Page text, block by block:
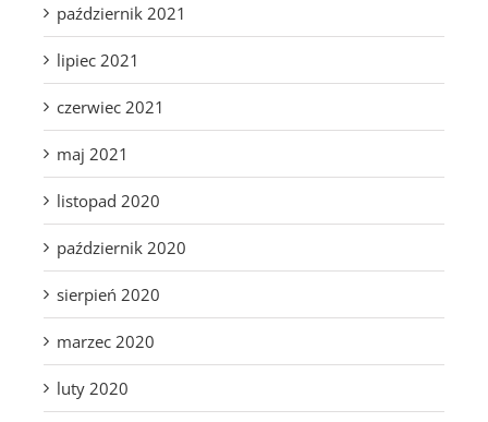
październik 2021
lipiec 2021
czerwiec 2021
maj 2021
listopad 2020
październik 2020
sierpień 2020
marzec 2020
luty 2020